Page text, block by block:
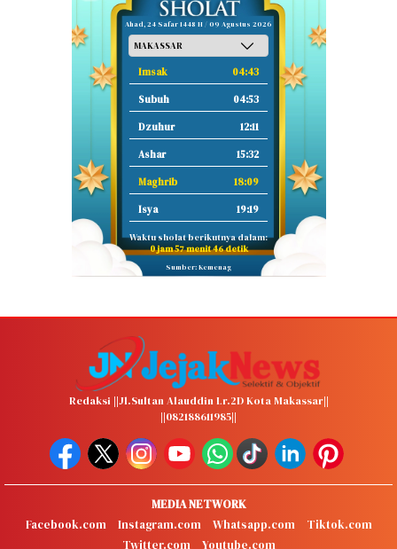
Ahad, 24 Safar 1448 H / 09 Agustus 2026
Imsak 04:43
Subuh 04:53
Dzuhur 12:11
Ashar 15:32
Maghrib 18:09
Isya 19:19
Waktu sholat berikutnya dalam:
0 jam 57 menit 45 detik
Sumber: Kemenag
Redaksi ||Jl.Sultan Alauddin Lr.2D Kota Makassar||
||082188611985||
MEDIA NETWORK
Facebook.com
Instagram.com Whatsapp.com
Tiktok.com
Twitter.com
Youtube.com